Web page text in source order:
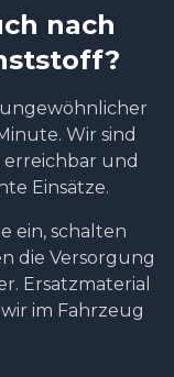
nach
Wir sind
und
Einsätze.
ein, schalten
die Versorgung
Ersatzmaterial
im Fahrzeug